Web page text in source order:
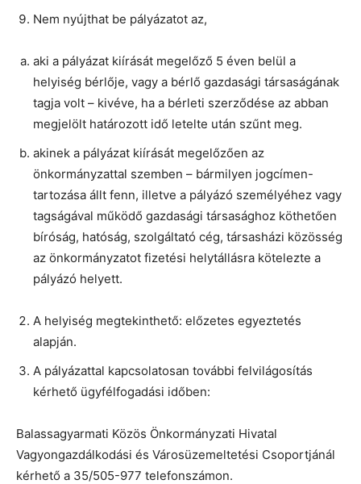
Nem nyújthat be pályázatot az,
aki a pályázat kiírását megelőző 5 éven belül a
helyiség bérlője, vagy a bérlő gazdasági társaságának
tagja volt – kivéve, ha a bérleti szerződése az abban
megjelölt határozott idő letelte után szűnt meg.
akinek a pályázat kiírását megelőzően az
önkormányzattal szemben – bármilyen jogcímen-
tartozása állt fenn, illetve a pályázó személyéhez vagy
tagságával működő gazdasági társasághoz köthetően
bíróság, hatóság, szolgáltató cég, társasházi közösség
az önkormányzatot fizetési helytállásra kötelezte a
pályázó helyett.
A helyiség megtekinthető: előzetes egyeztetés
alapján.
A pályázattal kapcsolatosan további felvilágosítás
kérhető ügyfélfogadási időben:
Balassagyarmati Közös Önkormányzati Hivatal
Vagyongazdálkodási és Városüzemeltetési Csoportjánál
kérhető a 35/505-977 telefonszámon.